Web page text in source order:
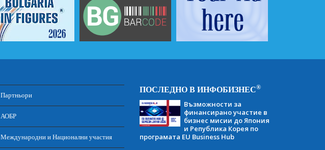
Партньори
АОБР
Международни и Национални участия
ПОСЛЕДНО В ИНФОБИЗНЕС®
Възможности за
финансирано участие в
бизнес мисии до Япония
и Република Корея по
програмата EU Business Hub